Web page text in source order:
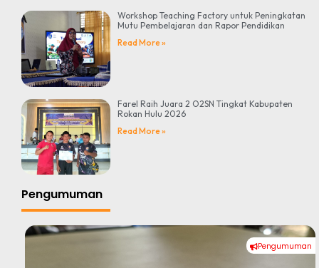
Workshop Teaching Factory untuk Peningkatan
Mutu Pembelajaran dan Rapor Pendidikan
Read More »
Farel Raih Juara 2 O2SN Tingkat Kabupaten
Rokan Hulu 2026
Read More »
Pengumuman
Pengumuman